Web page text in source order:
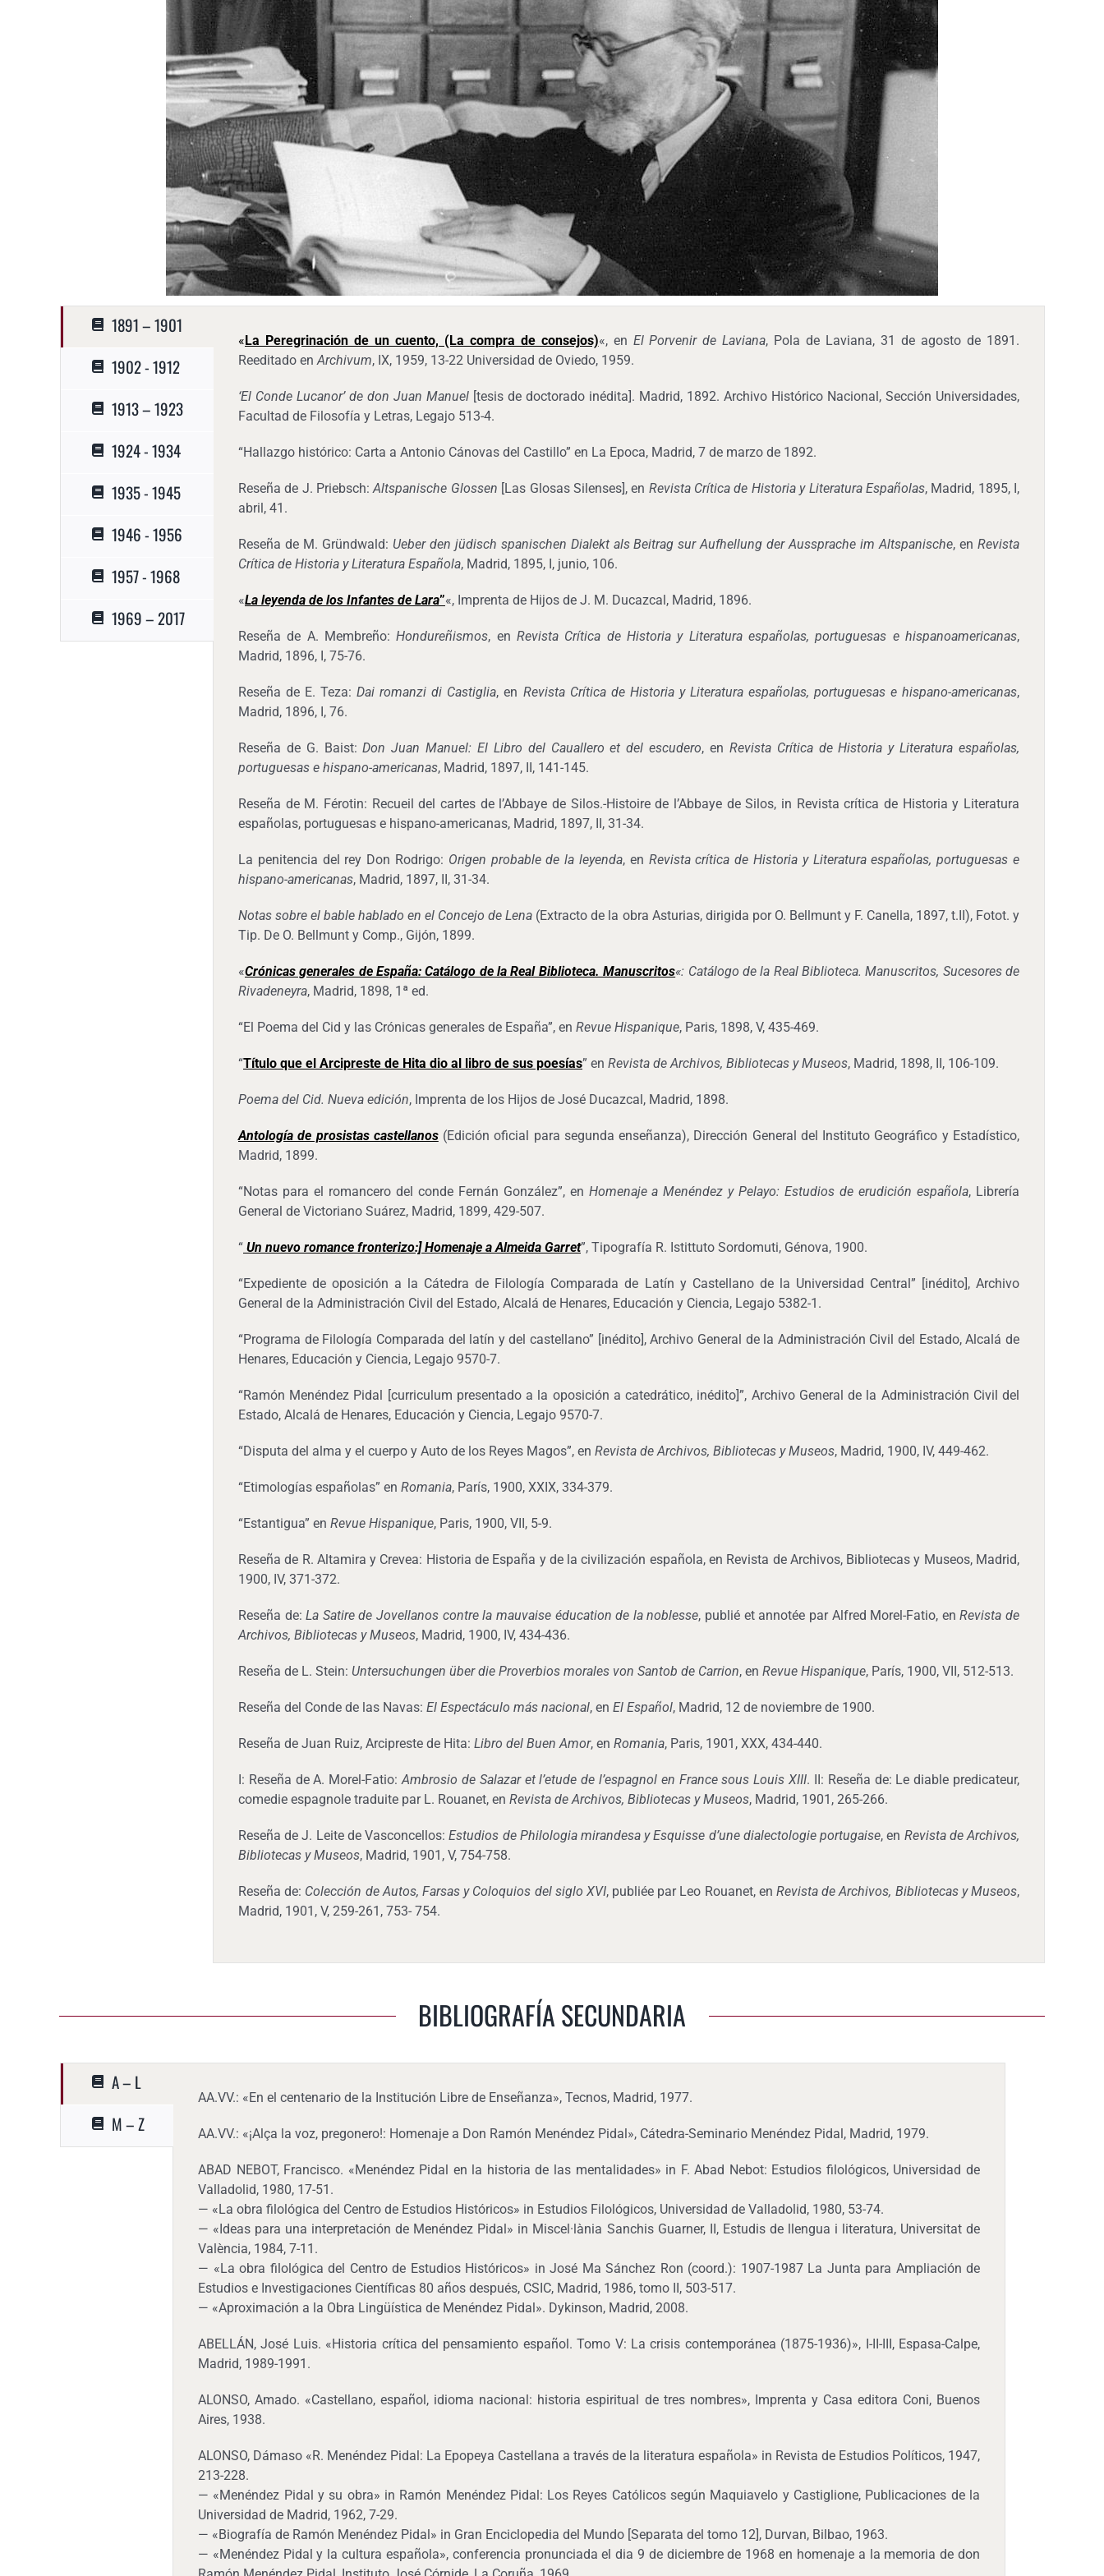
1891 – 1901
1902 - 1912
1913 – 1923
1924 - 1934
1935 - 1945
1946 - 1956
1957 - 1968
1969 – 2017
«La Peregrinación de un cuento, (La compra de consejos)«, en El Porvenir de Laviana, Pola de Laviana, 31 de agosto de 1891.
Reeditado en Archivum, IX, 1959, 13-22 Universidad de Oviedo, 1959.
‘El Conde Lucanor’ de don Juan Manuel [tesis de doctorado inédita]. Madrid, 1892. Archivo Histórico Nacional, Sección Universidades,
Facultad de Filosofía y Letras, Legajo 513-4.
“Hallazgo histórico: Carta a Antonio Cánovas del Castillo” en La Epoca, Madrid, 7 de marzo de 1892.
Reseña de J. Priebsch:Altspanische Glossen [Las Glosas Silenses], en Revista Crítica de Historia y Literatura Españolas, Madrid, 1895, I,
abril, 41.
Reseña de M. Gründwald: Ueber den jüdisch spanischen Dialekt als Beitrag sur Aufhellung der Aussprache im Altspanische, enRevista
Crítica de Historia y Literatura Española, Madrid, 1895, I, junio, 106.
«La leyenda de los Infantes de Lara”«, Imprenta de Hijos de J. M. Ducazcal, Madrid, 1896.
Reseña de A. Membreño:Hondureñismos, enRevista Crítica de Historia y Literatura españolas, portuguesas e hispanoamericanas,
Madrid, 1896, I, 75-76.
Reseña de E. Teza:Dai romanzi di Castiglia, en Revista Crítica de Historia y Literatura españolas, portuguesas e hispano-americanas,
Madrid, 1896, I, 76.
Reseña de G. Baist:Don Juan Manuel: El Libro del Cauallero et del escudero, en Revista Crítica de Historia y Literatura españolas,
portuguesas e hispano-americanas, Madrid, 1897, II, 141-145.
Reseña de M. Férotin: Recueil del cartes de l’Abbaye de Silos.-Histoire de l’Abbaye de Silos, in Revista crítica de Historia y Literatura
españolas, portuguesas e hispano-americanas, Madrid, 1897, II, 31-34.
La penitencia del rey Don Rodrigo: Origen probable de la leyenda, en Revista crítica de Historia y Literatura españolas, portuguesas e
hispano-americanas, Madrid, 1897, II, 31-34.
Notas sobre el bable hablado en el Concejo de Lena (Extracto de la obra Asturias, dirigida por O. Bellmunt y F. Canella, 1897, t.II), Fotot. y
Tip. De O. Bellmunt y Comp., Gijón, 1899.
«Crónicas generales de España: Catálogo de la Real Biblioteca. Manuscritos«: Catálogo de la Real Biblioteca. Manuscritos, Sucesores de
Rivadeneyra, Madrid, 1898, 1ª ed.
“El Poema del Cid y las Crónicas generales de España”, en Revue Hispanique, Paris, 1898, V, 435-469.
“Título que el Arcipreste de Hita dio al libro de sus poesías” en Revista de Archivos, Bibliotecas y Museos, Madrid, 1898, II, 106-109.
Poema del Cid. Nueva edición, Imprenta de los Hijos de José Ducazcal, Madrid, 1898.
Antología de prosistas castellanos(Edición oficial para segunda enseñanza), Dirección General del Instituto Geográfico y Estadístico,
Madrid, 1899.
“Notas para el romancero del conde Fernán González”, en Homenaje a Menéndez y Pelayo: Estudios de erudición española, Librería
General de Victoriano Suárez, Madrid, 1899, 429-507.
“ Un nuevo romance fronterizo:] Homenaje a Almeida Garret”, Tipografía R. Istittuto Sordomuti, Génova, 1900.
“Expediente de oposición a la Cátedra de Filología Comparada de Latín y Castellano de la Universidad Central” [inédito], Archivo
General de la Administración Civil del Estado, Alcalá de Henares, Educación y Ciencia, Legajo 5382-1.
“Programa de Filología Comparada del latín y del castellano” [inédito], Archivo General de la Administración Civil del Estado, Alcalá de
Henares, Educación y Ciencia, Legajo 9570-7.
“Ramón Menéndez Pidal [curriculum presentado a la oposición a catedrático, inédito]”, Archivo General de la Administración Civil del
Estado, Alcalá de Henares, Educación y Ciencia, Legajo 9570-7.
“Disputa del alma y el cuerpo y Auto de los Reyes Magos”, en Revista de Archivos, Bibliotecas y Museos, Madrid, 1900, IV, 449-462.
“Etimologías españolas” en Romania, París, 1900, XXIX, 334-379.
“Estantigua” en Revue Hispanique, Paris, 1900, VII, 5-9.
Reseña de R. Altamira y Crevea: Historia de España y de la civilización española, en Revista de Archivos, Bibliotecas y Museos, Madrid,
1900, IV, 371-372.
Reseña de:La Satire de Jovellanos contre la mauvaise éducation de la noblesse, publié et annotée par Alfred Morel-Fatio, enRevista de
Archivos, Bibliotecas y Museos, Madrid, 1900, IV, 434-436.
Reseña de L. Stein: Untersuchungen über die Proverbios morales von Santob de Carrion, en Revue Hispanique, París, 1900, VII, 512-513.
Reseña del Conde de las Navas: El Espectáculo más nacional, en El Español, Madrid, 12 de noviembre de 1900.
Reseña de Juan Ruiz, Arcipreste de Hita: Libro del Buen Amor, en Romania, Paris, 1901, XXX, 434-440.
I: Reseña de A. Morel-Fatio:Ambrosio de Salazar et l’etude de l’espagnol en France sous Louis XIII. II: Reseña de: Le diable predicateur,
comedie espagnole traduite par L. Rouanet, en Revista de Archivos, Bibliotecas y Museos, Madrid, 1901, 265-266.
Reseña de J. Leite de Vasconcellos:Estudios de Philologia mirandesa y Esquisse d’une dialectologie portugaise, en Revista de Archivos,
Bibliotecas y Museos, Madrid, 1901, V, 754-758.
Reseña de: Colección de Autos, Farsas y Coloquios del siglo XVI, publiée par Leo Rouanet, enRevista de Archivos, Bibliotecas y Museos,
Madrid, 1901, V, 259-261, 753- 754.
BIBLIOGRAFÍA SECUNDARIA
A – L
M – Z
AA.VV.: «En el centenario de la Institución Libre de Enseñanza», Tecnos, Madrid, 1977.
AA.VV.: «¡Alça la voz, pregonero!: Homenaje a Don Ramón Menéndez Pidal», Cátedra-Seminario Menéndez Pidal, Madrid, 1979.
ABAD NEBOT, Francisco. «Menéndez Pidal en la historia de las mentalidades» in F. Abad Nebot: Estudios filológicos, Universidad de
Valladolid, 1980, 17-51.
— «La obra filológica del Centro de Estudios Históricos» in Estudios Filológicos, Universidad de Valladolid, 1980, 53-74.
— «Ideas para una interpretación de Menéndez Pidal» in Miscel·lània Sanchis Guarner, II, Estudis de llengua i literatura, Universitat de
València, 1984, 7-11.
— «La obra filológica del Centro de Estudios Históricos» in José Ma Sánchez Ron (coord.): 1907-1987 La Junta para Ampliación de
Estudios e Investigaciones Científicas 80 años después, CSIC, Madrid, 1986, tomo II, 503-517.
— «Aproximación a la Obra Lingüística de Menéndez Pidal». Dykinson, Madrid, 2008.
ABELLÁN, José Luis. «Historia crítica del pensamiento español. Tomo V: La crisis contemporánea (1875-1936)», I-II-III, Espasa-Calpe,
Madrid, 1989-1991.
ALONSO, Amado. «Castellano, español, idioma nacional: historia espiritual de tres nombres», Imprenta y Casa editora Coni, Buenos
Aires, 1938.
ALONSO, Dámaso «R. Menéndez Pidal: La Epopeya Castellana a través de la literatura española» in Revista de Estudios Políticos, 1947,
213-228.
— «Menéndez Pidal y su obra» in Ramón Menéndez Pidal: Los Reyes Católicos según Maquiavelo y Castiglione, Publicaciones de la
Universidad de Madrid, 1962, 7-29.
— «Biografía de Ramón Menéndez Pidal» in Gran Enciclopedia del Mundo [Separata del tomo 12], Durvan, Bilbao, 1963.
— «Menéndez Pidal y la cultura española», conferencia pronunciada el dia 9 de diciembre de 1968 en homenaje a la memoria de don